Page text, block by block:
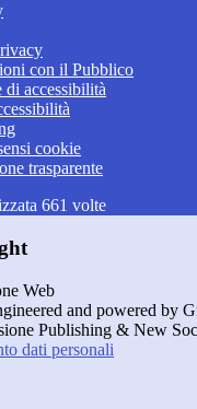
con il Pubblico
accessibilità
cookie
trasparente
661 volte
and powered by
Publishing & New
dati personali